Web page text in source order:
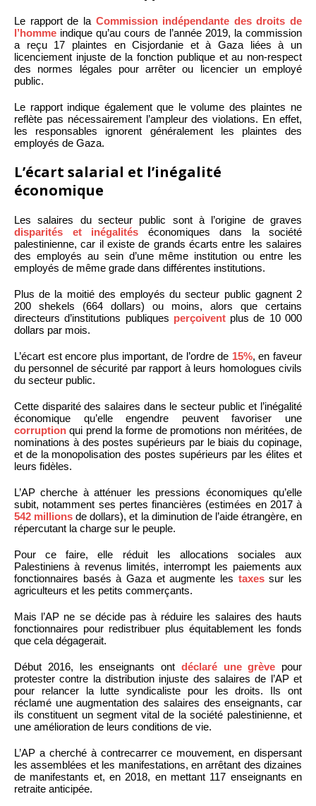
Le rapport de la Commission indépendante des droits de
l’homme indique qu’au cours de l’année 2019, la commission
a reçu 17 plaintes en Cisjordanie et à Gaza liées à un
licenciement injuste de la fonction publique et au non-respect
des normes légales pour arrêter ou licencier un employé
public.
Le rapport indique également que le volume des plaintes ne
reflète pas nécessairement l’ampleur des violations. En effet,
les responsables ignorent généralement les plaintes des
employés de Gaza.
L’écart salarial et l’inégalité
économique
Les salaires du secteur public sont à l’origine de graves
disparités et inégalités économiques dans la société
palestinienne, car il existe de grands écarts entre les salaires
des employés au sein d’une même institution ou entre les
employés de même grade dans différentes institutions.
Plus de la moitié des employés du secteur public gagnent 2
200 shekels (664 dollars) ou moins, alors que certains
directeurs d’institutions publiques perçoiventplus de 10 000
dollars par mois.
L’écart est encore plus important, de l’ordre de 15%, en faveur
du personnel de sécurité par rapport à leurs homologues civils
du secteur public.
Cette disparité des salaires dans le secteur public et l’inégalité
économique qu’elle engendre peuvent favoriser une
corruption qui prend la forme de promotions non méritées, de
nominations à des postes supérieurs par le biais du copinage,
et de la monopolisation des postes supérieurs par les élites et
leurs fidèles.
L’AP cherche à atténuer les pressions économiques qu’elle
subit, notamment ses pertes financières (estimées en 2017 à
542 millions de dollars), et la diminution de l’aide étrangère, en
répercutant la charge sur le peuple.
Pour ce faire, elle réduit les allocations sociales aux
Palestiniens à revenus limités, interrompt les paiements aux
fonctionnaires basés à Gaza et augmente les taxessur les
agriculteurs et les petits commerçants.
Mais l’AP ne se décide pas à réduire les salaires des hauts
fonctionnaires pour redistribuer plus équitablement les fonds
que cela dégagerait.
Début 2016, les enseignants ont déclaré une grève pour
protester contre la distribution injuste des salaires de l’AP et
pour relancer la lutte syndicaliste pour les droits. Ils ont
réclamé une augmentation des salaires des enseignants, car
ils constituent un segment vital de la société palestinienne, et
une amélioration de leurs conditions de vie.
L’AP a cherché à contrecarrer ce mouvement, en dispersant
les assemblées et les manifestations, en arrêtant des dizaines
de manifestants et, en 2018, en mettant 117 enseignants en
retraite anticipée.